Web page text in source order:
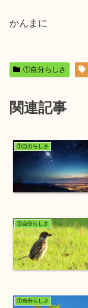
かんまに
①自分らしさ
関連記事
①自分らしさ
①自分らしさ
①自分らしさ